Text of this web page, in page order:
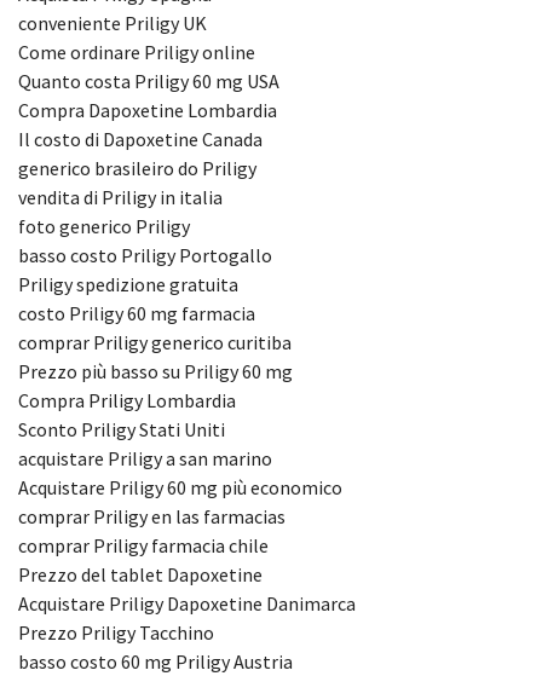
conveniente Priligy UK
Come ordinare Priligy online
Quanto costa Priligy 60 mg USA
Compra Dapoxetine Lombardia
Il costo di Dapoxetine Canada
generico brasileiro do Priligy
vendita di Priligy in italia
foto generico Priligy
basso costo Priligy Portogallo
Priligy spedizione gratuita
costo Priligy 60 mg farmacia
comprar Priligy generico curitiba
Prezzo più basso su Priligy 60 mg
Compra Priligy Lombardia
Sconto Priligy Stati Uniti
acquistare Priligy a san marino
Acquistare Priligy 60 mg più economico
comprar Priligy en las farmacias
comprar Priligy farmacia chile
Prezzo del tablet Dapoxetine
Acquistare Priligy Dapoxetine Danimarca
Prezzo Priligy Tacchino
basso costo 60 mg Priligy Austria